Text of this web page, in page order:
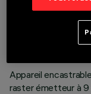
DONNÉES
DERNIÈRE MISE À
Appareil
raster émetteur à